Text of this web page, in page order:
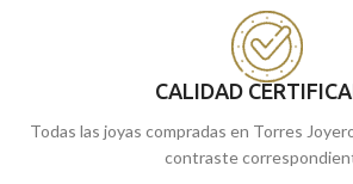
CALIDAD
Todas las joyas compradas en Torres
contraste